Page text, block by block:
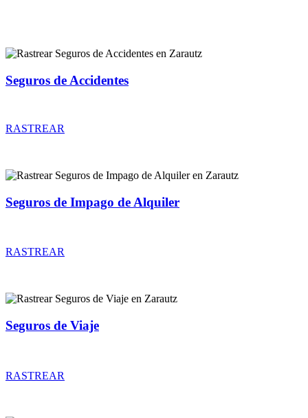
Seguros de Accidentes
RASTREAR
Seguros de Impago de Alquiler
RASTREAR
Seguros de Viaje
RASTREAR